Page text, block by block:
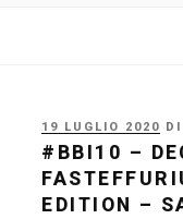
PUBBLICATO
IL
19 LUGLIO 2020 DI
#BBI10 –
EDITION –